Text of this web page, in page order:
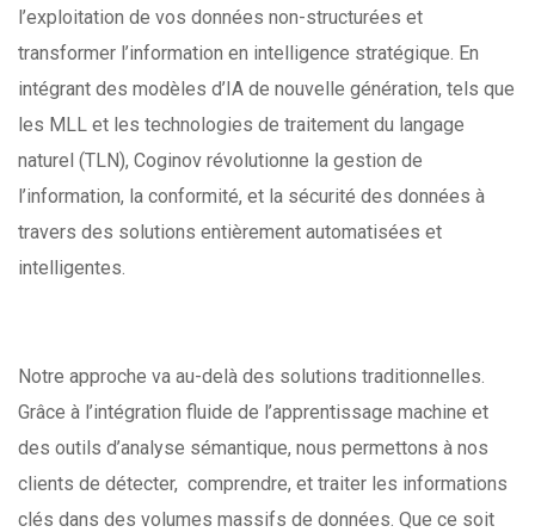
l’exploitation de vos données non-structurées et
transformer l’information en intelligence stratégique. En
intégrant des modèles d’IA de nouvelle génération, tels que
les MLL et les technologies de traitement du langage
naturel (TLN), Coginov révolutionne la gestion de
l’information, la conformité, et la sécurité des données à
travers des solutions entièrement automatisées et
intelligentes.
Notre approche va au-delà des solutions traditionnelles.
Grâce à l’intégration fluide de l’apprentissage machine et
des outils d’analyse sémantique, nous permettons à nos
clients de détecter, comprendre, et traiter les informations
clés dans des volumes massifs de données. Que ce soit